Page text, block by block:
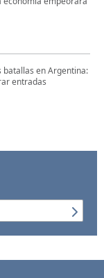
batallas en Argentina:
entradas